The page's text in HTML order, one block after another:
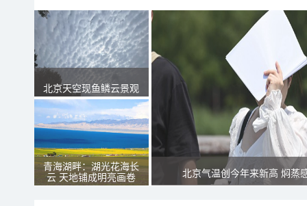
北京天空现鱼鳞云景观
青海湖畔：湖光花海长
云 天地铺成明亮画卷
北京气温创今年来新高 焖蒸